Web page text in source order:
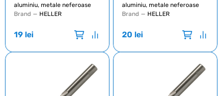
aluminiu, metale neferoase
Brand — HELLER
19 lei
aluminiu, metale neferoase
Brand — HELLER
20 lei